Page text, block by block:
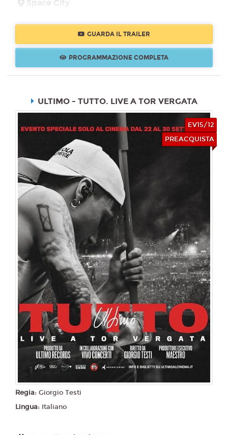
Space City
SOLE
SOLE
TOP FILM
GUARDA IL TRAILER
PROGRAMMAZIONE COMPLETA
ULTIMO - TUTTO. LIVE A TOR VERGATA
EV15/12
PREACQUISTA
Regia: Giorgio Testi
Lingua: Italiano